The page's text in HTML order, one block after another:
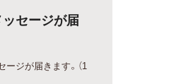
セージが届
ジが届きます。（1